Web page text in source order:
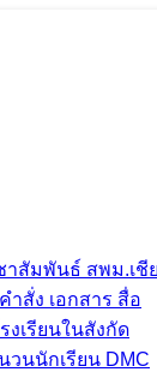
าสัมพันธ์ สพม.เชี
ำสั่ง เอกสาร สื่อ
งเรียนในสังกัด
วนนักเรียน DMC
ละบุคลากรทาง
าภรณราชวิทยาลั
ยื่นแบบรายงานข้
ารครูและบุ
ำแหน่งครู โ
าชวิทยาลั